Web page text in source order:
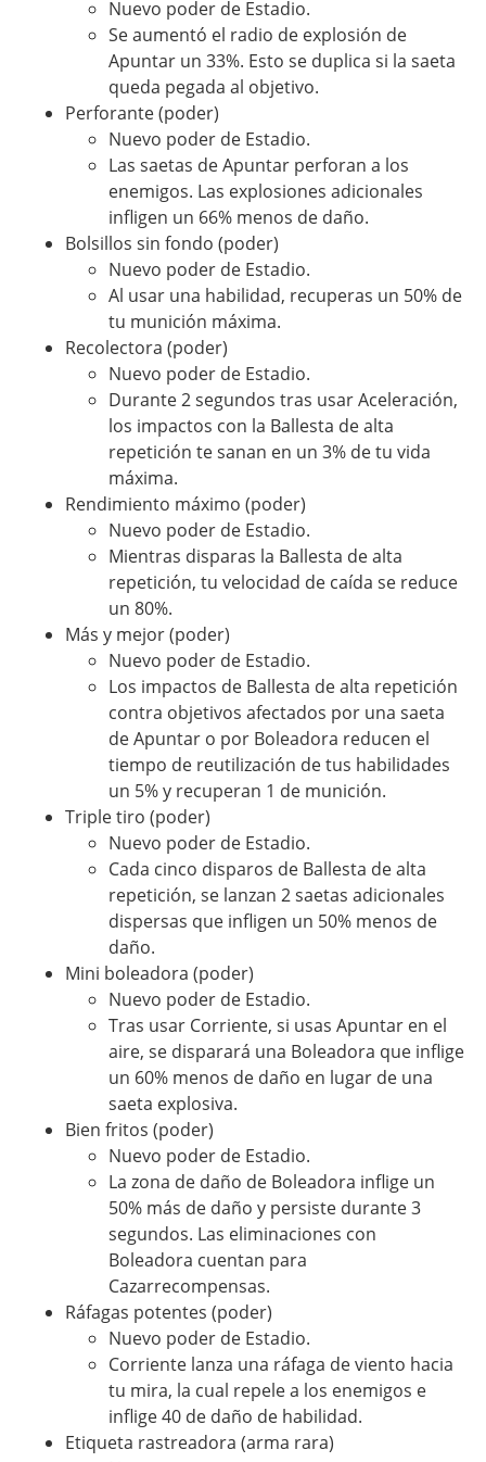
Nuevo poder de Estadio.
Se aumentó el radio de explosión de
Apuntar un 33%. Esto se duplica si la saeta
queda pegada al objetivo.
Perforante (poder)
Nuevo poder de Estadio.
Las saetas de Apuntar perforan a los
enemigos. Las explosiones adicionales
infligen un 66% menos de daño.
Bolsillos sin fondo (poder)
Nuevo poder de Estadio.
Al usar una habilidad, recuperas un 50% de
tu munición máxima.
Recolectora (poder)
Nuevo poder de Estadio.
Durante 2 segundos tras usar Aceleración,
los impactos con la Ballesta de alta
repetición te sanan en un 3% de tu vida
máxima.
Rendimiento máximo (poder)
Nuevo poder de Estadio.
Mientras disparas la Ballesta de alta
repetición, tu velocidad de caída se reduce
un 80%.
Más y mejor (poder)
Nuevo poder de Estadio.
Los impactos de Ballesta de alta repetición
contra objetivos afectados por una saeta
de Apuntar o por Boleadora reducen el
tiempo de reutilización de tus habilidades
un 5% y recuperan 1 de munición.
Triple tiro (poder)
Nuevo poder de Estadio.
Cada cinco disparos de Ballesta de alta
repetición, se lanzan 2 saetas adicionales
dispersas que infligen un 50% menos de
daño.
Mini boleadora (poder)
Nuevo poder de Estadio.
Tras usar Corriente, si usas Apuntar en el
aire, se disparará una Boleadora que inflige
un 60% menos de daño en lugar de una
saeta explosiva.
Bien fritos (poder)
Nuevo poder de Estadio.
La zona de daño de Boleadora inflige un
50% más de daño y persiste durante 3
segundos. Las eliminaciones con
Boleadora cuentan para
Cazarrecompensas.
Ráfagas potentes (poder)
Nuevo poder de Estadio.
Corriente lanza una ráfaga de viento hacia
tu mira, la cual repele a los enemigos e
inflige 40 de daño de habilidad.
Etiqueta rastreadora (arma rara)